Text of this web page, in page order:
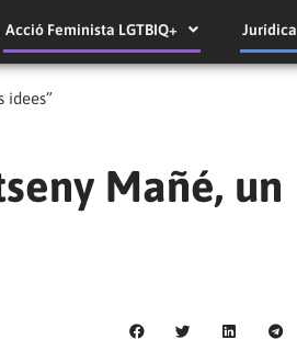
Acció Feminista LGTBIQ+ Jurídica
idees”
Mañé, un